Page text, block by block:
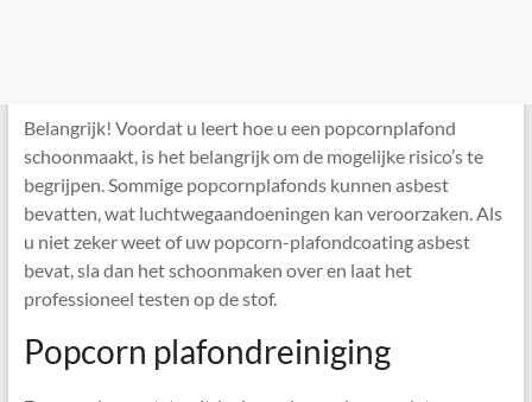
Belangrijk! Voordat u leert hoe u een popcornplafond
schoonmaakt, is het belangrijk om de mogelijke risico’s te
begrijpen. Sommige popcornplafonds kunnen asbest
bevatten, wat luchtwegaandoeningen kan veroorzaken. Als
u niet zeker weet of uw popcorn-plafondcoating asbest
bevat, sla dan het schoonmaken over en laat het
professioneel testen op de stof.
Popcorn plafondreiniging